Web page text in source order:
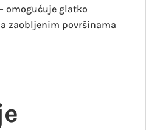
omogućuje glatko
zaobljenim površinama